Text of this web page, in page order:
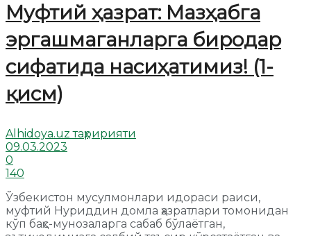
Муфтий ҳазрат: Мазҳабга
эргашмаганларга биродар
сифатида насиҳатимиз! (1-
қисм)
Alhidoya.uz таҳририяти
09.03.2023
0
140
Ўзбекистон мусулмонлари идораси раиси,
муфтий Нуриддин домла ҳазратлари томонидан
кўп баҳс-мунозаларга сабаб бўлаётган,